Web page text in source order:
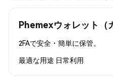
Phemexウォレット（
2FAで安全・簡単に保管。
最適な用途 日常利用